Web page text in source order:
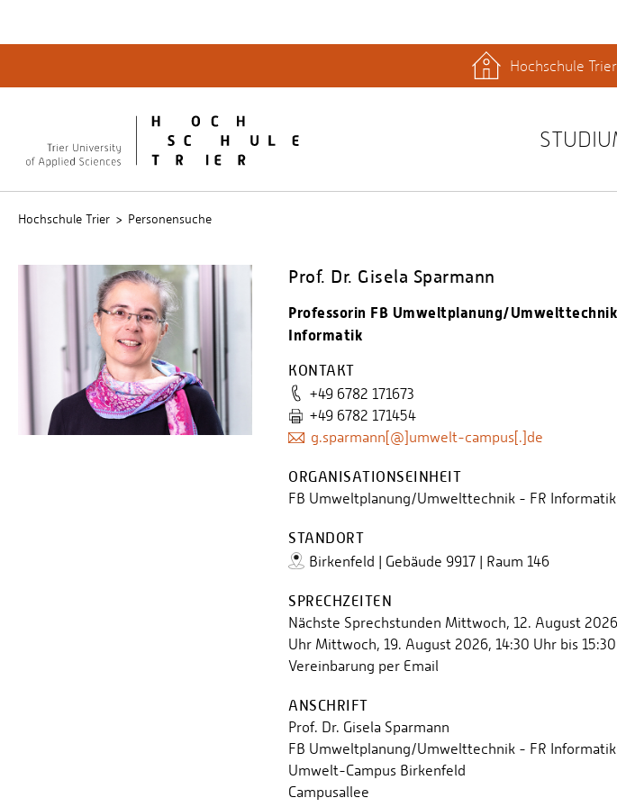
Hochschule Trier
Hochschule Trier Personensuche
Prof. Dr. Gisela Sparmann
Professorin FB Umweltplanung/
Informatik
KONTAKT
+49 6782 171673
+49 6782 171454
g.sparmann[@]umwelt-campus[.]de
ORGANISATIONSEINHEIT
FB Umweltplanung/Umwelttechnik - FR Informatik
STANDORT
Birkenfeld | Gebäude 9917 | Raum 146
SPRECHZEITEN
Nächste Sprechstunden Mittwoch, 12. August
Uhr Mittwoch, 19. August 2026, 14:30 Uhr bis
Vereinbarung per Email
ANSCHRIFT
Prof. Dr. Gisela Sparmann
FB Umweltplanung/Umwelttechnik - FR Informatik
Umwelt-Campus Birkenfeld
Campusallee